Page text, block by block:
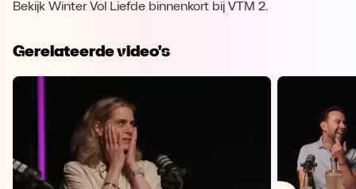
Bekijk Winter Vol Liefde binnenkort bij VTM 2.
Gerelateerde video's